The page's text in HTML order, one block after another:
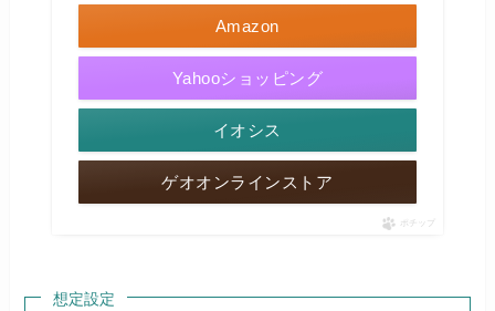
Amazon
Yahooショッピング
イオシス
ゲオオンラインストア
ポチップ
想定設定